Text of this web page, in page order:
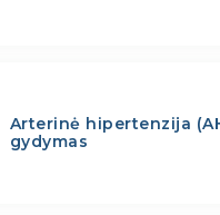
Arterinė hipertenzija
gydymas